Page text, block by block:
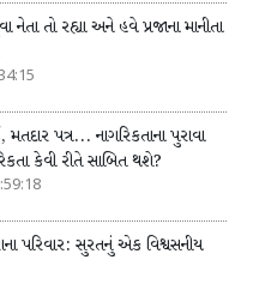
નેતા તો રહ્યા અને હવે પ્રજાના માનીતા
મતદાર પત્ર... નાગરિકતાના પુરાવા
કેવી રીતે સાબિત થશે?
પરિવાર: સુરતનું એક વિશ્વસનીય